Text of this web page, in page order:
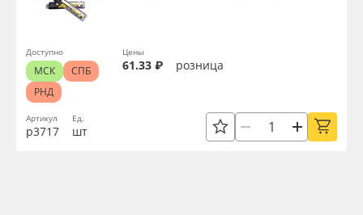
Артикул
р3717
Ед.
шт
Цены
61.33 ₽ розница
Доступно
МСК
СПБ
РНД